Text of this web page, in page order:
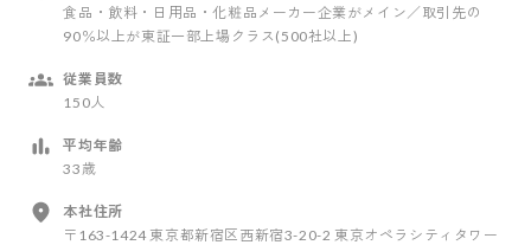
食品・飲料・日用品・化粧品メーカー企業がメイン／取引先の
90％以上が東証一部上場クラス(500社以上)
従業員数
150人
平均年齢
33歳
本社住所
〒163-1424 東京都新宿区西新宿3-20-2 東京オペラシティタワー